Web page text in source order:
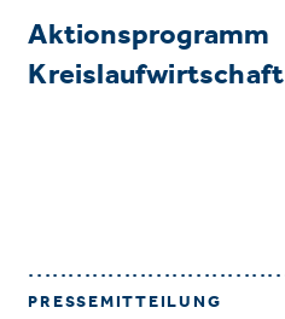
Aktionsprogramm
Kreislaufwirtschaft
PRESSEMITTEILUNG